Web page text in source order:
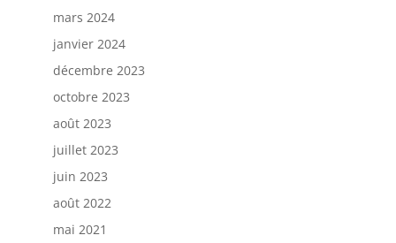
mars 2024
janvier 2024
décembre 2023
octobre 2023
août 2023
juillet 2023
juin 2023
août 2022
mai 2021